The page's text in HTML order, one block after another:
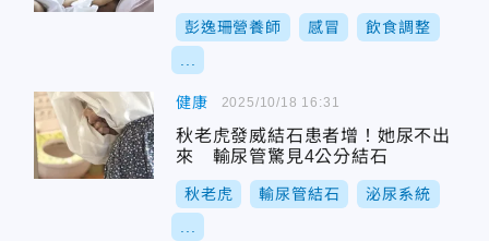
彭逸珊營養師 感冒 飲食調整
健康
秋老虎發威結石患者增！她尿不出
來 輸尿管驚見4公分結石
秋老虎 輸尿管結石 泌尿系統
2025/10/18 16:31